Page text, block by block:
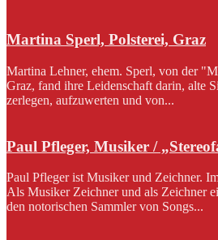
Martina Sperl, Polsterei, Graz
Martina Lehner, ehem. Sperl, von der
Graz, fand ihre Leidenschaft darin, alte
zerlegen, aufzuwerten und von...
Paul Pfleger, Musiker /
Paul Pfleger ist Musiker und Zeichner.
Als Musiker Zeichner und als Zeichner
den notorischen Sammler von Songs...